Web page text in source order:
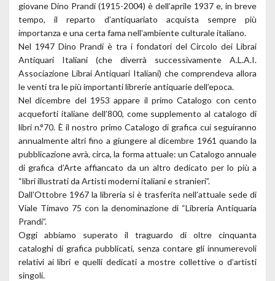
giovane Dino Prandi (1915-2004) è dell’aprile 1937 e, in breve
tempo, il reparto d’antiquariato acquista sempre più
importanza e una certa fama nell’ambiente culturale italiano.
Nel 1947 Dino Prandi è tra i fondatori del Circolo dei Librai
Antiquari Italiani (che diverrà successivamente A.L.A.I.
Associazione Librai Antiquari Italiani) che comprendeva allora
le venti tra le più importanti librerie antiquarie dell’epoca.
Nel dicembre del 1953 appare il primo Catalogo con cento
acqueforti italiane dell’800, come supplemento al catalogo di
libri n.°70. È il nostro primo Catalogo di grafica cui seguiranno
annualmente altri fino a giungere al dicembre 1961 quando la
pubblicazione avrà, circa, la forma attuale: un Catalogo annuale
di grafica d’Arte affiancato da un altro dedicato per lo più a
“libri illustrati da Artisti moderni italiani e stranieri”.
Dall’Ottobre 1967 la libreria si è trasferita nell’attuale sede di
Viale Timavo 75 con la denominazione di “Libreria Antiquaria
Prandi”.
Oggi abbiamo superato il traguardo di oltre cinquanta
cataloghi di grafica pubblicati, senza contare gli innumerevoli
relativi ai libri e quelli dedicati a mostre collettive o d’artisti
singoli.